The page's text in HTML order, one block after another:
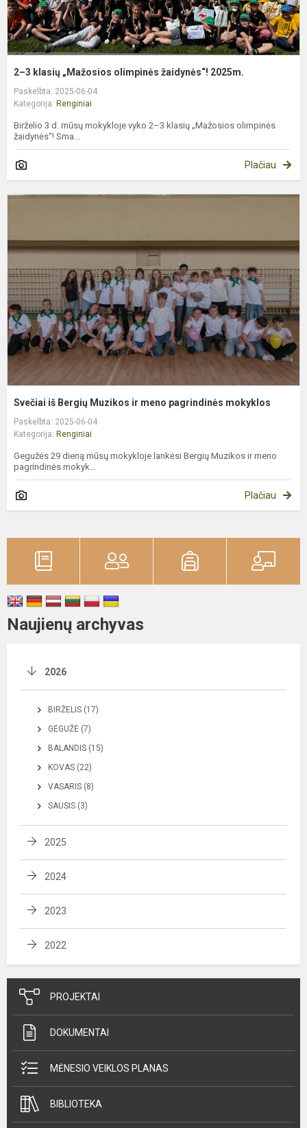
2–3 klasių „Mažosios olimpinės žaidynės“! 2025m.
Paskelbta: 2025-06-04
Kategorija: Renginiai
Birželio 3 d. mūsų mokykloje vyko 2–3 klasių „Mažosios olimpinės
žaidynės“! Sma...
Plačiau
Svečiai iš Bergių Muzikos ir meno pagrindinės mokyklos
Paskelbta: 2025-06-04
Kategorija: Renginiai
Gegužės 29 dieną mūsų mokykloje lankėsi Bergių Muzikos ir meno
pagrindinės mokyk...
Plačiau
Naujienų archyvas
2026
BIRŽELIS (17)
GEGUŽĖ (7)
BALANDIS (15)
KOVAS (22)
VASARIS (8)
SAUSIS (3)
2025
2024
2023
2022
PROJEKTAI
DOKUMENTAI
MĖNESIO VEIKLOS PLANAS
BIBLIOTEKA